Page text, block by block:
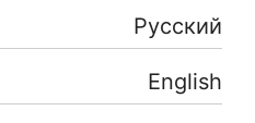
Русский
English